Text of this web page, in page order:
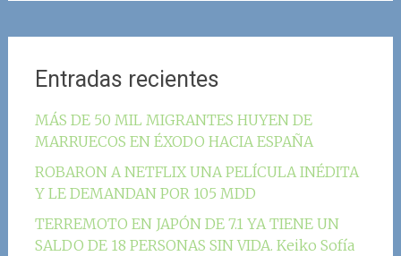
Entradas recientes
MÁS DE 50 MIL MIGRANTES HUYEN DE
MARRUECOS EN ÉXODO HACIA ESPAÑA
ROBARON A NETFLIX UNA PELÍCULA INÉDITA
Y LE DEMANDAN POR 105 MDD
TERREMOTO EN JAPÓN DE 7.1 YA TIENE UN
SALDO DE 18 PERSONAS SIN VIDA. Keiko Sofía